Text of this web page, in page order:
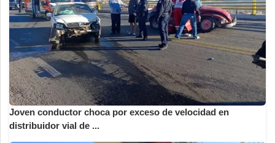
Joven conductor choca por exceso de velocidad en
distribuidor vial de ...